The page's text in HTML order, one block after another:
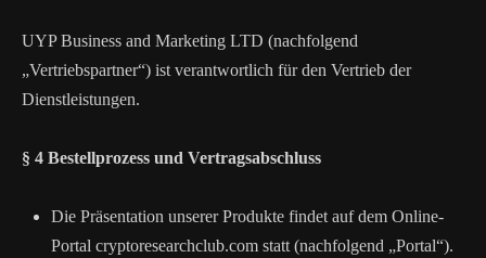
UYP Business and Marketing LTD (nachfolgend
„Vertriebspartner“) ist verantwortlich für den Vertrieb der
Dienstleistungen.
§ 4 Bestellprozess und Vertragsabschluss
Die Präsentation unserer Produkte findet auf dem Online-
Portal cryptoresearchclub.com statt (nachfolgend „Portal“).